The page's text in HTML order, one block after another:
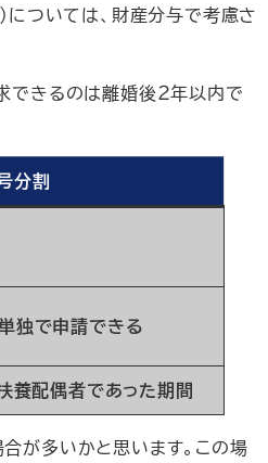
については、財産分与で考慮さ
できるのは離婚後２年以内で
分割
独で申請できる
養配偶者であった期間
が多いかと思います。この場